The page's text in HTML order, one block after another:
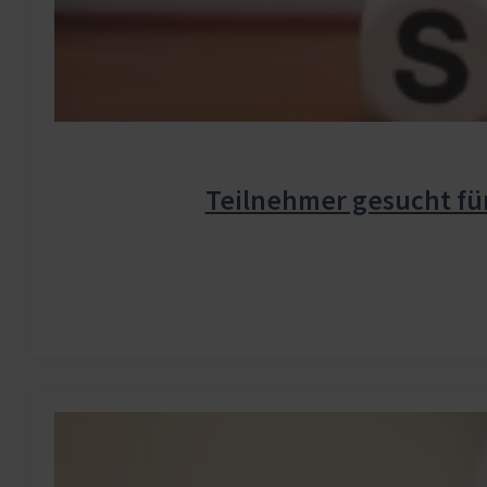
Teilnehmer gesucht